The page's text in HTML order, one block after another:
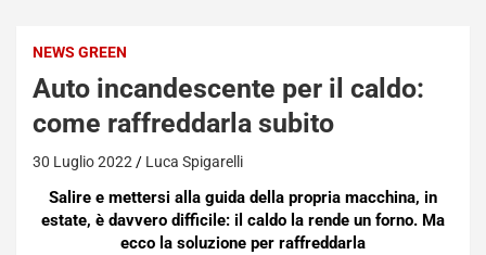
NEWS GREEN
Auto incandescente per il caldo:
come raffreddarla subito
30 Luglio 2022 Luca Spigarelli
Salire e mettersi alla guida della propria macchina, in
estate, è davvero difficile: il caldo la rende un forno. Ma
ecco la soluzione per raffreddarla